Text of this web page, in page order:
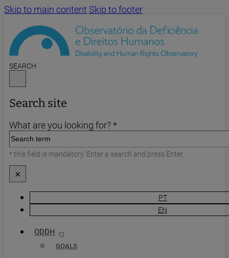
Skip to main content Skip to footer
SEARCH
Search site
What are you looking for? *
* this field is mandatory. Enter a search and press Enter.
×
PT
EN
ODDH
GOALS